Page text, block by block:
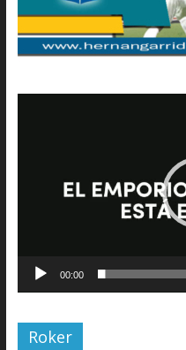
00:00
Roker